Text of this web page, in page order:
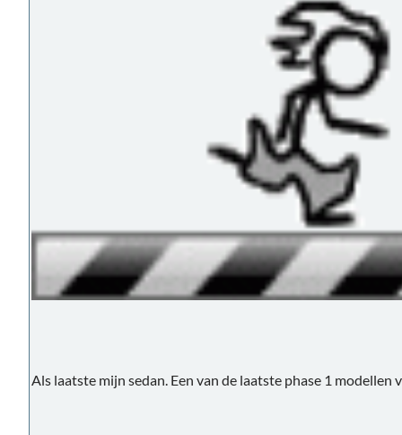
Als laatste mijn sedan. Een van de laatste phase 1 modellen